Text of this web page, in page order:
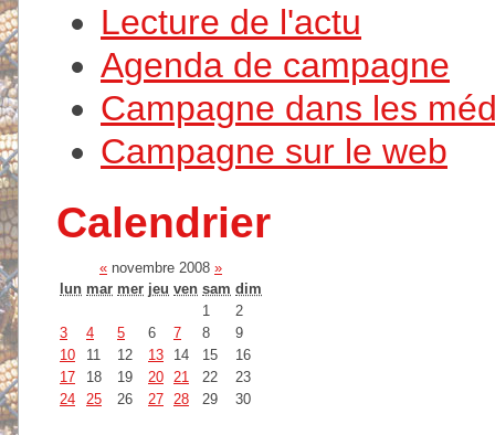
Lecture de l'actu
Agenda de campagne
Campagne dans les
Campagne sur le web
Calendrier
« novembre 2008 »
lun mar mer jeu ven sam dim
1
2
3
4 5 6 7 8
9
10
11 12 13 14 15
16
17
18 19 20 21 22
23
24
25 26 27 28 29 30